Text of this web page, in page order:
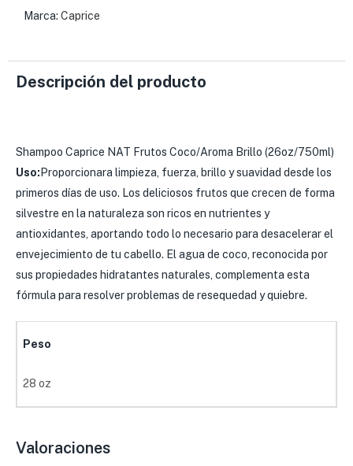
Marca: Caprice
Descripción del producto
Shampoo Caprice NAT Frutos Coco/Aroma Brillo (26oz/750ml)
Uso: Proporcionara limpieza, fuerza, brillo y suavidad desde los
primeros días de uso. Los deliciosos frutos que crecen de forma
silvestre en la naturaleza son ricos en nutrientes y
antioxidantes, aportando todo lo necesario para desacelerar el
envejecimiento de tu cabello. El agua de coco, reconocida por
sus propiedades hidratantes naturales, complementa esta
fórmula para resolver problemas de resequedad y quiebre.
Peso
28 oz
Valoraciones